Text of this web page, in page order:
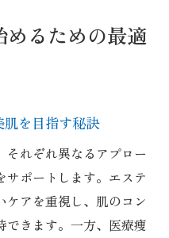
るための最適
を目指す秘訣
それぞれ異なるアプロー
サポートします。エステ
ケアを重視し、肌のコン
できます。一方、医療痩